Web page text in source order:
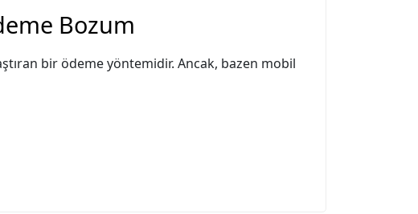
Bozum
bir ödeme yöntemidir. Ancak, bazen mobil